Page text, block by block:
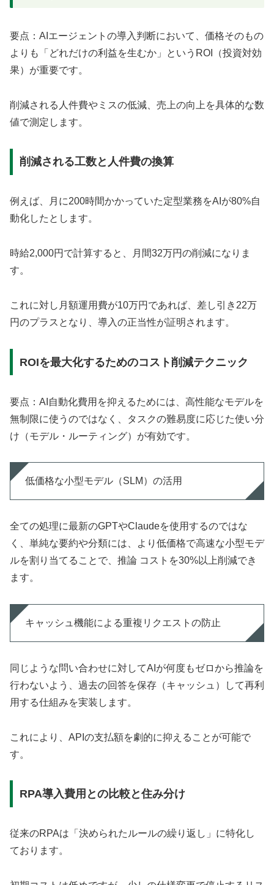
要点：AIエージェントの導入判断において、価格そのもの
よりも「どれだけの利益を生むか」というROI（投資対効
果）が重要です。
削減される人件費やミスの低減、売上の向上を具体的な数
値で測定します。
削減される工数と人件費の換算
例えば、月に200時間かかっていた定型業務をAIが80%自
動化したとします。
時給2,000円で計算すると、月間32万円の削減になりま
す。
これに対し月額運用費が10万円であれば、差し引き22万
円のプラスとなり、導入の正当性が証明されます。
ROIを最大化するためのコスト削減テクニック
要点：AI自動化費用を抑えるためには、高性能なモデルを
無制限に使うのではなく、タスクの難易度に応じた使い分
け（モデル・ルーティング）が有効です。
低価格な小型モデル（SLM）の活用
全ての処理に最新のGPTやClaudeを使用するのではな
く、単純な要約や分類には、より低価格で高速な小型モデ
ルを割り当てることで、推論 コストを30%以上削減でき
ます。
キャッシュ機能による重複リクエストの防止
同じような問い合わせに対してAIが何度もゼロから推論を
行わないよう、過去の回答を保存（キャッシュ）して再利
用する仕組みを実装します。
これにより、APIの支払額を劇的に抑えることが可能で
す。
RPA導入費用との比較と住み分け
従来のRPAは「決められたルールの繰り返し」に特化し
ております。